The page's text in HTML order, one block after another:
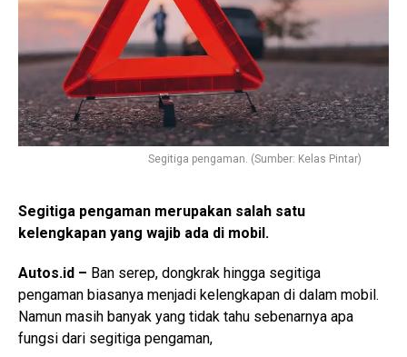
Segitiga pengaman. (Sumber: Kelas Pintar)
Segitiga pengaman merupakan salah satu
kelengkapan yang wajib ada di mobil.
Autos.id – Ban serep, dongkrak hingga segitiga
pengaman biasanya menjadi kelengkapan di dalam mobil.
Namun masih banyak yang tidak tahu sebenarnya apa
fungsi dari segitiga pengaman,